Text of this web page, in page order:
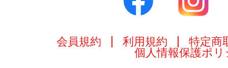
会員規約 利用規約
特定商
個人情報保護ポリ